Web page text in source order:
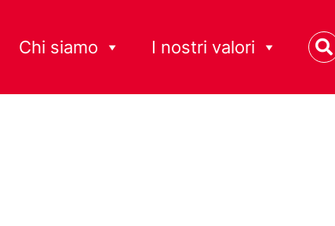
Chi siamo I nostri valori